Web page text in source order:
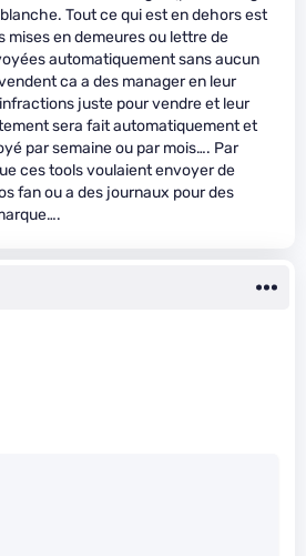
Tout ce qui est en dehors est
mises en demeures ou lettre de
automatiquement sans aucun
ca a des manager en leur
juste pour vendre et leur
sera fait automatiquement et
par semaine ou par mois…. Par
ces tools voulaient envoyer de
fan ou a des journaux pour des